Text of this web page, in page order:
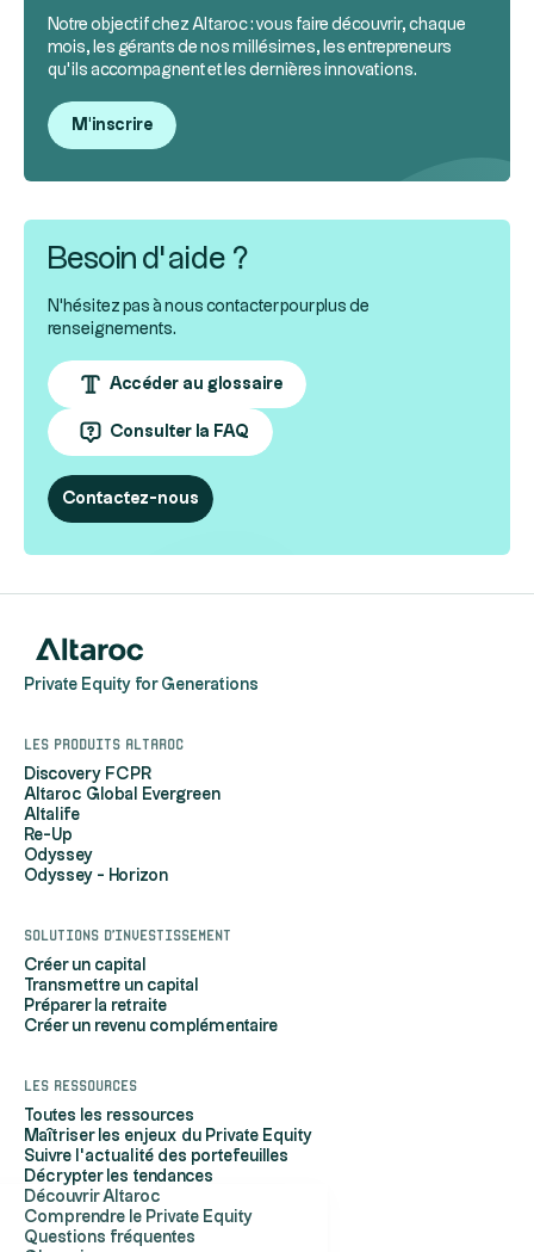
Salut c'est nous...
Notre objectif chez Altaroc : vous faire découvrir, chaque
mois, les gérants de nos millésimes, les entrepreneurs
qu’ils accompagnent et les dernières innovations.
M'inscrire
Besoin d’aide ?
N'hésitez pas à nous contacter pour plus de
renseignements.
Accéder au glossaire
Consulter la FAQ
Contactez-nous
Private Equity for Generations
Les produits Altaroc
Discovery FCPR
Altaroc Global Evergreen
Altalife
Re-Up
Odyssey
Odyssey - Horizon
Solutions d'investissement
Créer un capital
Transmettre un capital
Préparer la retraite
Créer un revenu complémentaire
Les ressources
Toutes les ressources
Maîtriser les enjeux du Private Equity
Suivre l'actualité des portefeuilles
Décrypter les tendances
Découvrir Altaroc
Comprendre le Private Equity
Questions fréquentes